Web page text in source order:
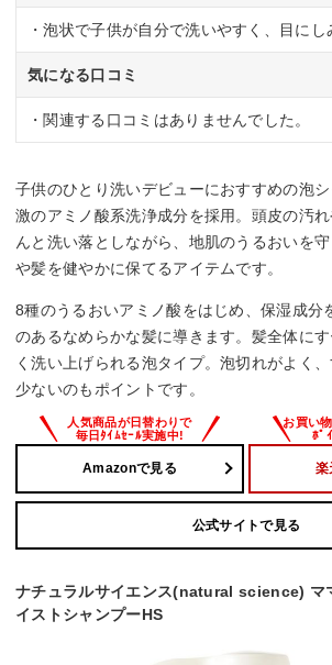
・泡状で子供が自分で洗いやすく、目にし
気になる口コミ
・関連する口コミはありませんでした。
子供のひとり洗いデビューにおすすめの泡
激のアミノ酸系洗浄成分を採用。頭皮の汚
んと洗い落としながら、地肌のうるおいを
や髪を健やかに保てるアイテムです。
8種のうるおいアミノ酸をはじめ、保湿成分
のあるなめらかな髪に導きます。髪全体に
く洗い上げられる泡タイプ。泡切れがよく
少ないのもポイントです。
Amazonで見る 楽
公式サイトで見る
ナチュラルサイエンス(natural science) マ
イストシャンプーHS